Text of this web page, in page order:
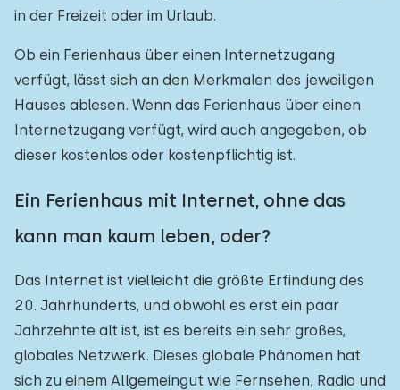
in der Freizeit oder im Urlaub.
Ob ein Ferienhaus über einen Internetzugang
verfügt, lässt sich an den Merkmalen des jeweiligen
Hauses ablesen. Wenn das Ferienhaus über einen
Internetzugang verfügt, wird auch angegeben, ob
dieser kostenlos oder kostenpflichtig ist.
Ein Ferienhaus mit Internet, ohne das
kann man kaum leben, oder?
Das Internet ist vielleicht die größte Erfindung des
20. Jahrhunderts, und obwohl es erst ein paar
Jahrzehnte alt ist, ist es bereits ein sehr großes,
globales Netzwerk. Dieses globale Phänomen hat
sich zu einem Allgemeingut wie Fernsehen, Radio und